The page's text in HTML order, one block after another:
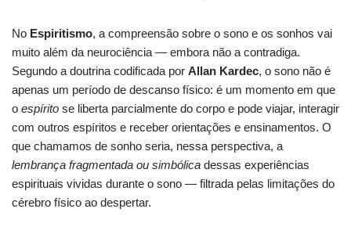
No Espiritismo, a compreensão sobre o sono e os sonhos vai
muito além da neurociência — embora não a contradiga.
Segundo a doutrina codificada por Allan Kardec, o sono não é
apenas um período de descanso físico: é um momento em que
o espírito se liberta parcialmente do corpo e pode viajar, interagir
com outros espíritos e receber orientações e ensinamentos. O
que chamamos de sonho seria, nessa perspectiva, a
lembrança fragmentada ou simbólica dessas experiências
espirituais vividas durante o sono — filtrada pelas limitações do
cérebro físico ao despertar.